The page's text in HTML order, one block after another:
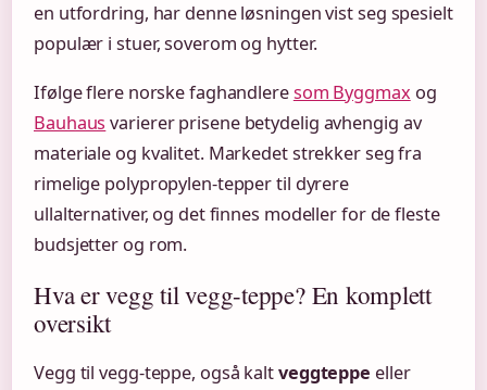
en utfordring, har denne løsningen vist seg spesielt
populær i stuer, soverom og hytter.
Ifølge flere norske faghandleresom Byggmax og
Bauhaus varierer prisene betydelig avhengig av
materiale og kvalitet. Markedet strekker seg fra
rimelige polypropylen-tepper til dyrere
ullalternativer, og det finnes modeller for de fleste
budsjetter og rom.
Hva er vegg til vegg-teppe? En komplett
oversikt
Vegg til vegg-teppe, også kaltveggteppe eller